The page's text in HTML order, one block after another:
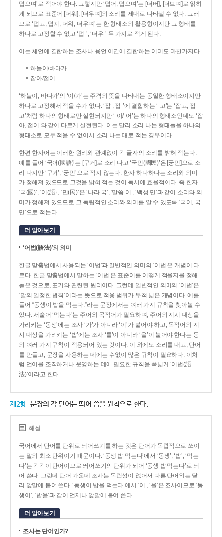
덥으며’로 적어야 한다. 그렇지만 ‘덥어, 덥으며’는 [더버], [더브며]로 읽히
게 되므로 표준어 [더워], [더우며]의 소리를 제대로 나타낼 수 없다. 그러
므로 ‘덥고, 덥지, 더워, 더우며’는 한 형태소의 활용형이지만 그 형태를
하나로 고정할 수 없고 ‘덥-’, ‘더우-’ 두 가지로 적게 된다.
이는 체언에 결합하는 조사나 용언 어간에 결합하는 어미도 마찬가지다.
하늘이/바다가
잡아/접어
‘하늘이, 바다가’의 ‘이/가’는 주격의 뜻을 나타내는 동일한 형태소이지만
하나로 고정해서 적을 수가 없다. ‘잡-, 접-’에 결합하는 ‘-고’는 ‘잡고, 접
고’처럼 하나의 형태로만 실현되지만 ‘-아/-어’는 하나의 형태소인데도 ‘잡
아, 접어’와 같이 다르게 실현된다. 이는 달리 소리 나는 형태들을 하나의
형태소로 모두 적을 수 없어서 소리 나는 대로 적는 경우이다.
한편 한자어는 이러한 원리와 관계없이 각 글자의 소리를 밝혀 적는다.
예를 들어 ‘국어(國語)’는 [구거]로 소리 나고 ‘국민(國民)’은 [궁민]으로 소
리 나지만 ‘구거’, ‘궁민’으로 적지 않는다. 한자 하나하나는 소리와 의미
가 정해져 있으므로 그것을 밝혀 적는 것이 독서에 효율적이다. 즉 한자
‘국(國)’, ‘어(語)’, ‘민(民)’은 ‘나라 국’, ‘말씀 어’, ‘백성 민’과 같이 소리와 의
미가 정해져 있으므로 그 독립적인 소리와 의미를 알 수 있도록 ‘국어, 국
민’으로 적는다.
더 알아보기
‘어법(語法)’의 의미
한글 맞춤법에서 사용되는 ‘어법’과 일반적인 의미의 ‘어법’은 개념이 다
르다. 한글 맞춤법에서 말하는 ‘어법’은 표준어를 어떻게 적을지를 정해
놓은 것으로, 표기와 관련된 원리이다. 그런데 일반적인 의미의 ‘어법’은
‘말의 일정한 법칙’이라는 뜻으로 적용 범위가 무척 넓은 개념이다. 예를
들어 “동생이 밥을 먹는다.”라는 문장에서는 여러 가지 규칙을 찾아볼 수
있다. 서술어 ‘먹는다’는 주어와 목적어가 필요하며, 주어의 지시 대상을
가리키는 ‘동생’에는 조사 ‘가’가 아니라 ‘이’가 붙어야 하고, 목적어의 지
시 대상을 가리키는 ‘밥’에는 조사 ‘를’이 아니라 ‘을’이 붙어야 한다는 등
의 여러 가지 규칙이 적용되어 있는 것이다. 이 외에도 소리를 내고, 단어
를 만들고, 문장을 사용하는 데에는 수없이 많은 규칙이 필요하다. 이처
럼 언어를 조직하거나 운영하는 데에 필요한 규칙을 폭넓게 ‘어법(語
法)’이라고 한다.
제2항 문장의 각 단어는 띄어 씀을 원칙으로 한다.
해설
국어에서 단어를 단위로 띄어쓰기를 하는 것은 단어가 독립적으로 쓰이
는 말의 최소 단위이기 때문이다. ‘동생 밥 먹는다’에서 ‘동생’, ‘밥’, ‘먹는
다’는 각각이 단어이므로 띄어쓰기의 단위가 되어 ‘동생 밥 먹는다’로 띄
어 쓴다. 그런데 단어 가운데 조사는 독립성이 없어서 다른 단어와는 달
리 앞말에 붙여 쓴다. ‘동생이 밥을 먹는다’에서 ‘이’, ‘을’은 조사이므로 ‘동
생이’, ‘밥을’과 같이 언제나 앞말에 붙여 쓴다.
더 알아보기
조사는 단어인가?